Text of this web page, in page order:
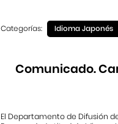
Categorías: Idioma Japonés
Comunicado.
El Departamento de Difusión